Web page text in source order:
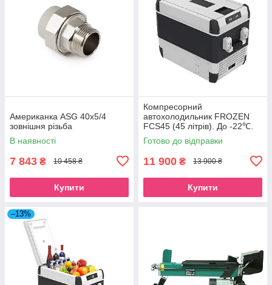
Американка ASG 40x5/4
зовнішня різьба
В наявності
7 843 ₴ 10 458 ₴
Купити
Компресорний
автохолодильник FROZEN
FCS45 (45 літрів). До -22℃.
Живлення 12, 24, 220 вольт
Готово до відправки
11 900 ₴ 13 900 ₴
Купити
–13%